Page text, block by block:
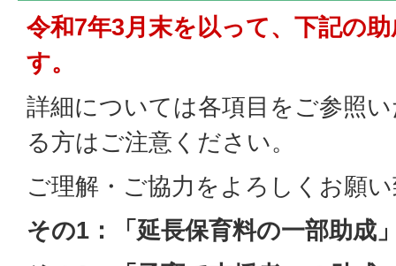
令和7年3月末を以って、下記の
す。
詳細については各項目をご参照
る方はご注意ください。
ご理解・ご協力をよろしくお願
その1：「延長保育料の一部助成